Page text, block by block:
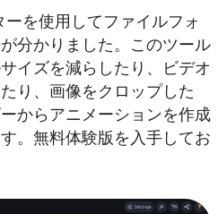
を使用してファイルフォ
分かりました。このツール
イズを減らしたり、ビデオ
り、画像をクロップした
からアニメーションを作成
。無料体験版を入手してお